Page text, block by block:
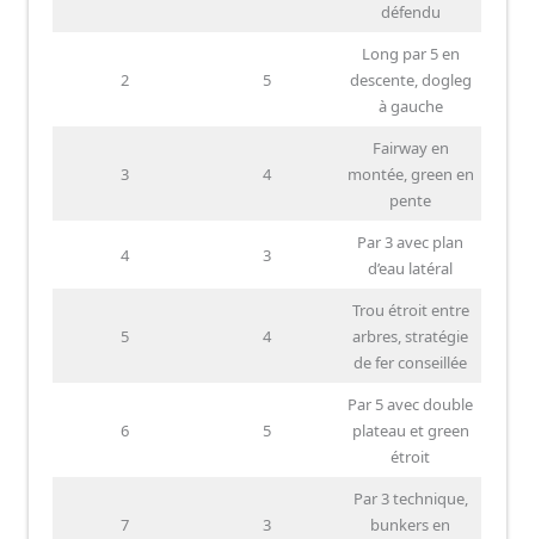
défendu
2 5
Long par 5 en
descente, dogleg
à gauche
3 4
Fairway en
montée, green en
pente
4 3
Par 3 avec plan
d’eau latéral
5 4
Trou étroit entre
arbres, stratégie
de fer conseillée
6 5
Par 5 avec double
plateau et green
étroit
7 3
Par 3 technique,
bunkers en